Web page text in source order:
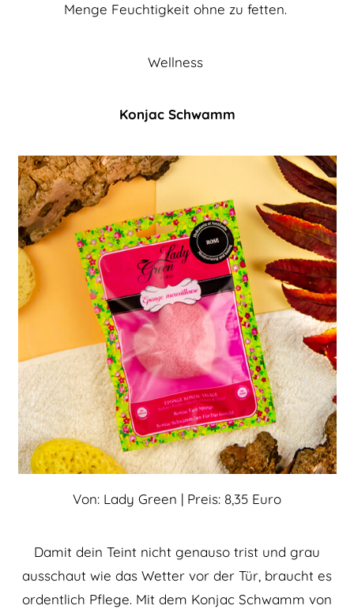
Menge Feuchtigkeit ohne zu fetten.
Wellness
Konjac Schwamm
Von: Lady Green | Preis: 8,35 Euro
Damit dein Teint nicht genauso trist und grau
ausschaut wie das Wetter vor der Tür, braucht es
ordentlich Pflege. Mit dem Konjac Schwamm von